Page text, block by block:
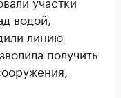
водой,
линию
получить